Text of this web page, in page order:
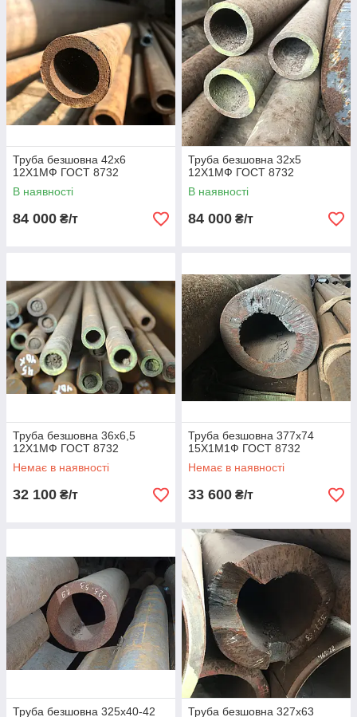
Труба безшовна 42х6
12Х1МФ ГОСТ 8732
В наявності
84 000 ₴/т
Труба безшовна 32х5
12Х1МФ ГОСТ 8732
В наявності
84 000 ₴/т
Труба безшовна 36х6,5
12Х1МФ ГОСТ 8732
Немає в наявності
32 100 ₴/т
Труба безшовна 377х74
15Х1М1Ф ГОСТ 8732
Немає в наявності
33 600 ₴/т
Труба безшовна 325х40-42
Труба безшовна 327х63